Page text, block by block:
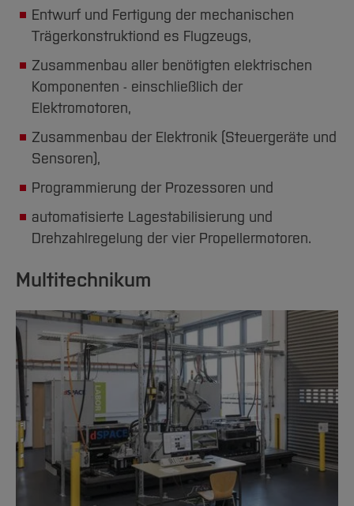
Entwurf und Fertigung der mechanischen
Trägerkonstruktiond es Flugzeugs,
Zusammenbau aller benötigten elektrischen
Komponenten - einschließlich der
Elektromotoren,
Zusammenbau der Elektronik (Steuergeräte und
Sensoren),
Programmierung der Prozessoren und
automatisierte Lagestabilisierung und
Drehzahlregelung der vier Propellermotoren.
Multitechnikum